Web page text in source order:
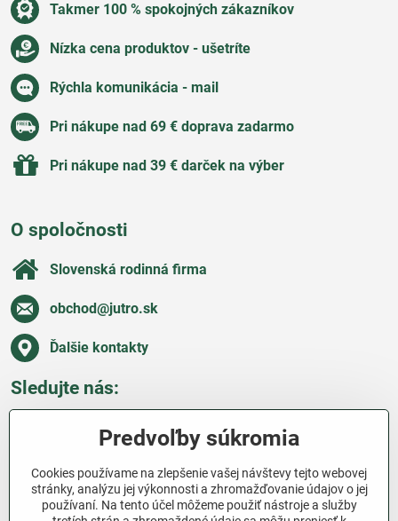
Takmer 100 % spokojných zákazníkov
Nízka cena produktov - ušetríte
Rýchla komunikácia - mail
Pri nákupe nad 69 € doprava zadarmo
Pri nákupe nad 39 € darček na výber
O spoločnosti
Slovenská rodinná firma
obchod​@jutro​.sk
Ďalšie kontakty
Sledujte nás:
Všetko o nákupe
Ďakujeme za podporu
Predvoľby súkromia
Cookies používame na zlepšenie vašej návštevy tejto webovej
stránky, analýzu jej výkonnosti a zhromažďovanie údajov o jej
používaní. Na tento účel môžeme použiť nástroje a služby